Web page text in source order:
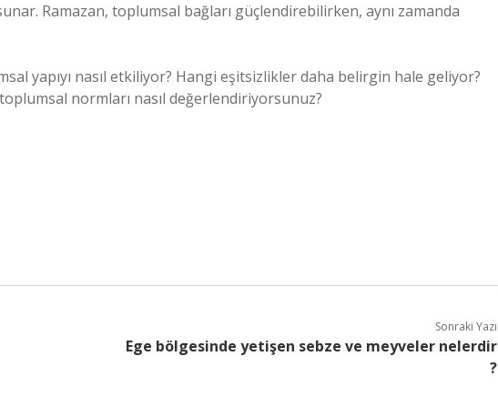
Ramazan, toplumsal bağları güçlendirebilirken, aynı zamanda
yapıyı nasıl etkiliyor? Hangi eşitsizlikler daha belirgin hale geliyor?
normları nasıl değerlendiriyorsunuz?
Sonraki Yazı
Ege bölgesinde yetişen sebze ve meyveler nelerdir
?